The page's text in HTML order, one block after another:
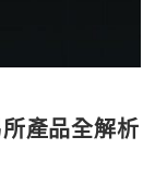
產品全解析